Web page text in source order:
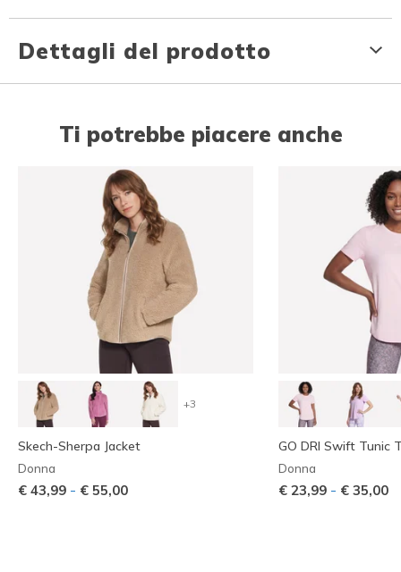
Dettagli del prodotto
Ti potrebbe piacere anche
+3
Skech-Sherpa Jacket
Donna
€ 43,99 - € 55,00
GO DRI Swift Tunic
Donna
€ 23,99 - € 35,00